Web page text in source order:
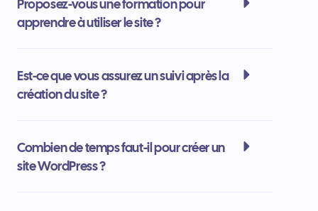
Proposez-vous une formation pour
apprendre à utiliser le site ?
Est-ce que vous assurez un suivi après la
création du site ?
Combien de temps faut-il pour créer un
site WordPress ?